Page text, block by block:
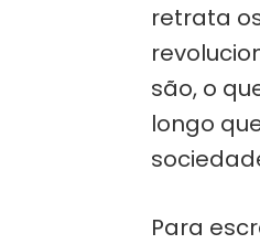
retrata
são, o
longo
Para